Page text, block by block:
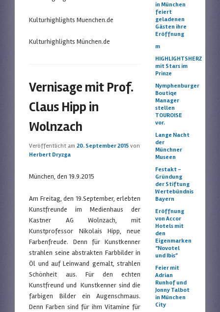
Kulturhighlights Muenchen.de
Kulturhighlights München.de
Vernisage mit Prof.
Claus Hipp in
Wolnzach
Veröffentlicht am20. September 2015 von
Herbert Dryzga
München, den 19.9.2015
Am Freitag, den 19.September, erlebten
Kunstfreunde im Medienhaus der
Kastner AG Wolnzach, mit
Kunstprofessor Nikolais Hipp, neue
Farbenfreude. Denn für Kunstkenner
strahlen seine abstrakten Farbbilder in
Öl und auf Leinwand gemalt, strahlen
Schönheit aus. Für den echten
Kunstfreund und Kunstkenner sind die
farbigen Bilder ein Augenschmaus.
Denn Farben sind für ihm Vitamine für
in München
feiert
geladenen
Gästen ihre
Eröffnung
m
HIGHLIGHTSHERZ
mit Stars im
Prinze
Nymphenburger
Boutiqe
Manager
stellen
TOUROISE
vor.
Lange Nacht
der
Münchner
Museen
Festakt –
Gründung
der Stiftung
Wertebündnis
Bayern
Eröffnung
von Accor
Hotels mit
den
Eigenmarken
“Novotel
und Ibis”
Feier mit
Adrian
Runhof und
Jonny Talbot
in München
City